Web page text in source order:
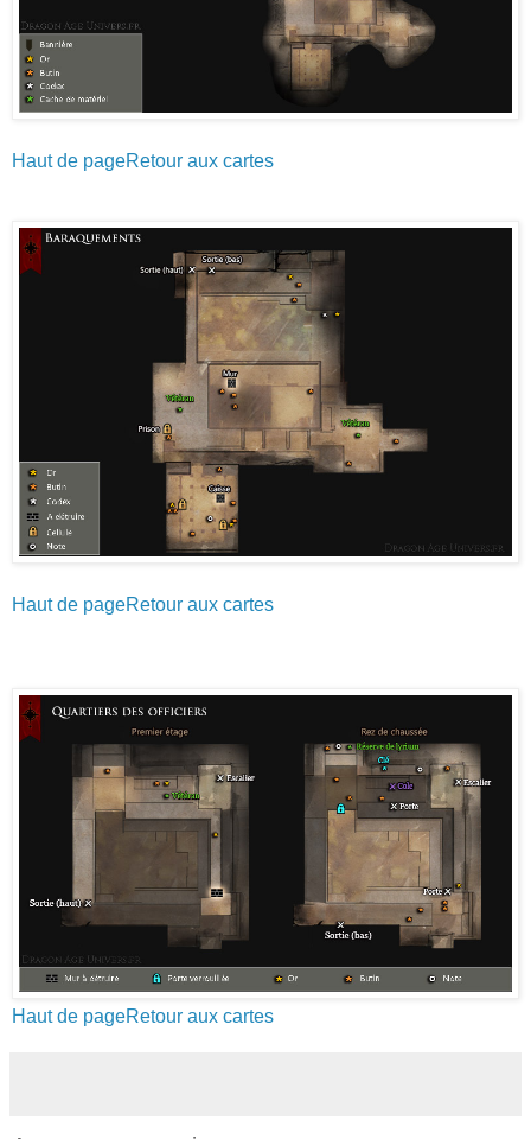
Haut de pageRetour aux cartes
Haut de pageRetour aux cartes
Haut de pageRetour aux cartes